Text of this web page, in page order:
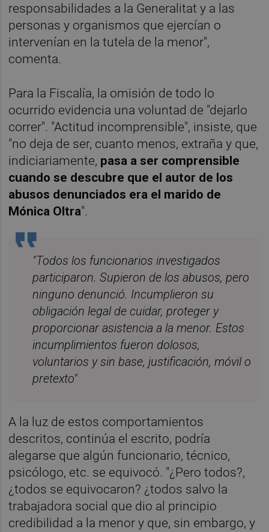
responsabilidades a la Generalitat y a las
personas y organismos que ejercían o
intervenían en la tutela de la menor",
comenta.
Para la Fiscalía, la omisión de todo lo
ocurrido evidencia una voluntad de "dejarlo
correr". "Actitud incomprensible", insiste, que
"no deja de ser, cuanto menos, extraña y que,
indiciariamente, pasa a ser comprensible
cuando se descubre que el autor de los
abusos denunciados era el marido de
Mónica Oltra".
"Todos los funcionarios investigados
participaron. Supieron de los abusos, pero
ninguno denunció. Incumplieron su
obligación legal de cuidar, proteger y
proporcionar asistencia a la menor. Estos
incumplimientos fueron dolosos,
voluntarios y sin base, justificación, móvil o
pretexto"
A la luz de estos comportamientos
descritos, continúa el escrito, podría
alegarse que algún funcionario, técnico,
psicólogo, etc. se equivocó. "¿Pero todos?,
¿todos se equivocaron? ¿todos salvo la
trabajadora social que dio al principio
credibilidad a la menor y que, sin embargo, y